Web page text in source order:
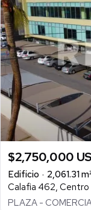
$2,750,000
Edificio
2,061.31 m²
Calafia 462, Centro
PLAZA -